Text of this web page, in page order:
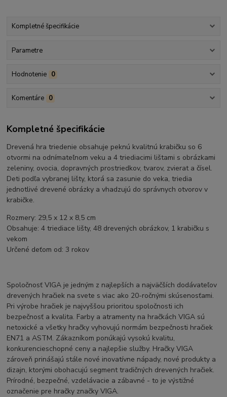
Kompletné špecifikácie
Parametre
Hodnotenie 0
Komentáre 0
Kompletné špecifikácie
Drevená hra triedenie obsahuje peknú kvalitnú krabičku so 6
otvormi na odnímateľnom veku a 4 triediacimi lištami s obrázkami
zeleniny, ovocia, dopravných prostriedkov, tvarov, zvierat a čísel.
Deti podľa vybranej lišty, ktorá sa zasunie do veka, triedia
jednotlivé drevené obrázky a vhadzujú do správnych otvorov v
krabičke.
Rozmery: 29,5 x 12 x 8,5 cm
Obsahuje: 4 triediace lišty, 48 drevených obrázkov, 1 krabičku s
vekom
Určené deťom od: 3 rokov
Spoločnosť VIGA je jedným z najlepších a najväčších dodávateľov
drevených hračiek na svete s viac ako 20-ročnými skúsenosťami.
Pri výrobe hračiek je najvyššou prioritou spoločnosti ich
bezpečnosť a kvalita. Farby a atramenty na hračkách VIGA sú
netoxické a všetky hračky vyhovujú normám bezpečnosti hračiek
EN71 a ASTM. Zákazníkom ponúkajú vysokú kvalitu,
konkurencieschopné ceny a najlepšie služby. Hračky VIGA
zároveň prinášajú stále nové inovatívne nápady, nové produkty a
dizajn, ktorými obohacujú segment tradičných drevených hračiek.
Prírodné, bezpečné, vzdelávacie a zábavné - to je výstižné
označenie pre hračky značky VIGA.